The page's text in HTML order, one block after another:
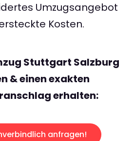
Umzugsangebot
Kosten.
Stuttgart Salzburg
& einen exakten
erhalten:
anfragen!